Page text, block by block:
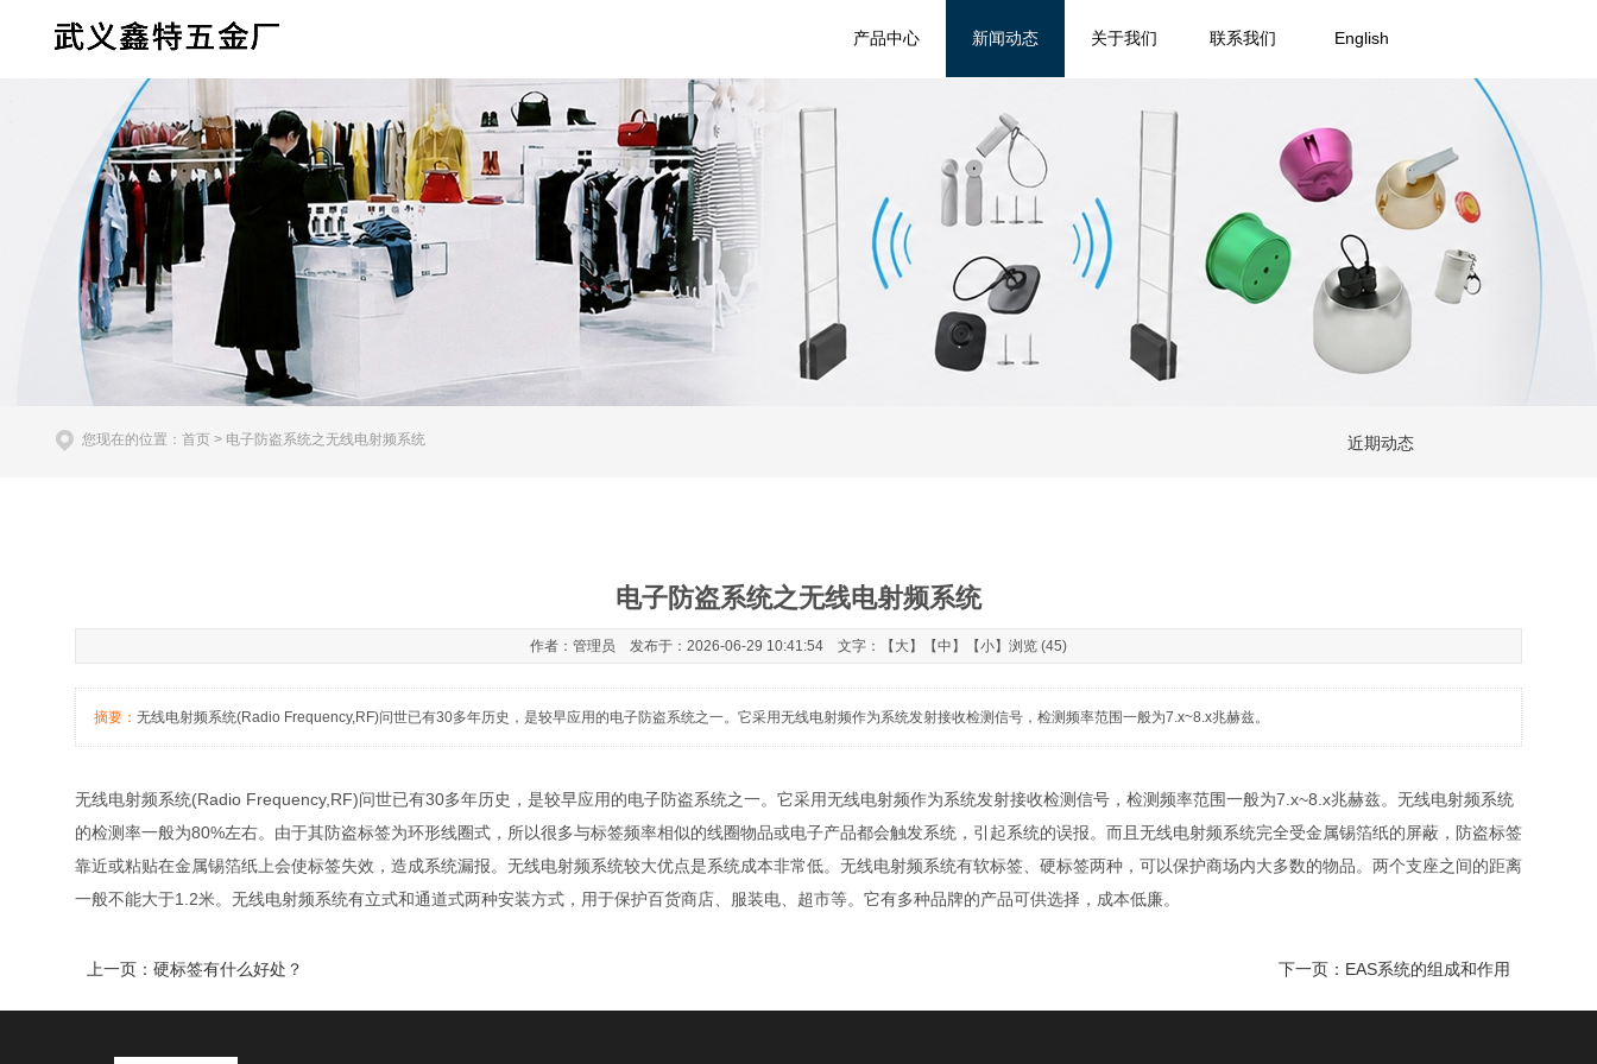
产品中心 新闻动态 关于我们 联系我们 English
您现在的位置： 首页 > 电子防盗系统之无线电射频系统 近期动态
电子防盗系统之无线电射频系统
作者：管理员 发布于：2026-06-29 10:41:54 文字：【 大】【中 】【小】浏览 (45)
摘要： 无线电射频系统(Radio Frequency,RF)问世已有30多年历史，是较早应用的电子防盗系统之一。它采用无线电射频作为系统发射接收检测信号，检测频率范围一般为7.x~8.x兆赫兹。
无线电射频系统(Radio Frequency,RF)问世已有30多年历史，是较早应用的电子防盗系统之一。它采用无线电射频作为系统发射接收检测信号，检测频率范围一般为7.x~8.x兆赫兹。无线电射频系统
的检测率一般为80%左右。由于其防盗标签为环形线圈式，所以很多与标签频率相似的线圈物品或电子产品都会触发系统，引起系统的误报。而且无线电射频系统完全受金属锡箔纸的屏蔽，防盗标签
靠近或粘贴在金属锡箔纸上会使标签失效，造成系统漏报。无线电射频系统较大优点是系统成本非常低。无线电射频系统有软标签、硬标签两种，可以保护商场内大多数的物品。两个支座之间的距离
一般不能大于1.2米。无线电射频系统有立式和通道式两种安装方式，用于保护百货商店、服装电、超市等。它有多种品牌的产品可供选择，成本低廉。
上一页：硬标签有什么好处？ 下一页：EAS系统的组成和作用